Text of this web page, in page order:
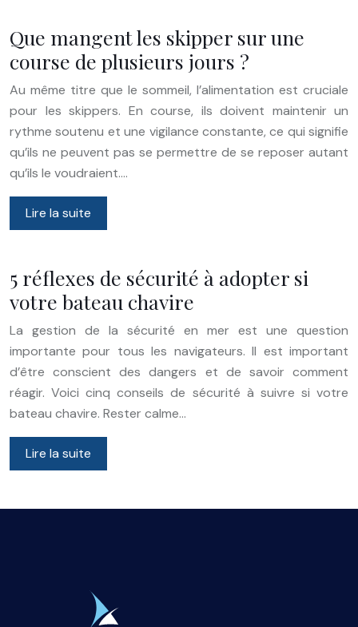
Que mangent les skipper sur une
course de plusieurs jours ?
Au même titre que le sommeil, l’alimentation est cruciale
pour les skippers. En course, ils doivent maintenir un
rythme soutenu et une vigilance constante, ce qui signifie
qu’ils ne peuvent pas se permettre de se reposer autant
qu’ils le voudraient….
Lire la suite
5 réflexes de sécurité à adopter si
votre bateau chavire
La gestion de la sécurité en mer est une question
importante pour tous les navigateurs. Il est important
d’être conscient des dangers et de savoir comment
réagir. Voici cinq conseils de sécurité à suivre si votre
bateau chavire. Rester calme…
Lire la suite